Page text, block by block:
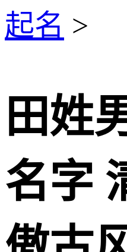
起名 >
田姓
名字